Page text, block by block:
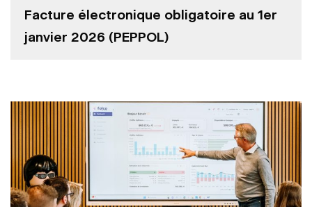
Facture électronique obligatoire au 1er
janvier 2026 (PEPPOL)